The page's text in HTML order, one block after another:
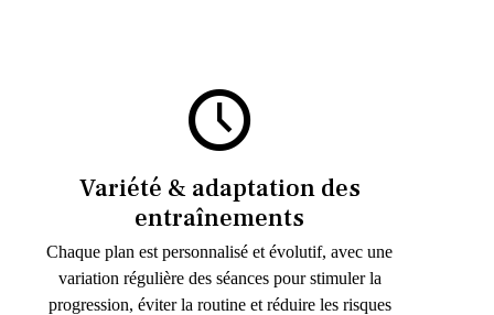
Variété & adaptation des
entraînements
Chaque plan est personnalisé et évolutif, avec une
variation régulière des séances pour stimuler la
progression, éviter la routine et réduire les risques